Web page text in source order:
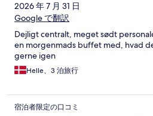
2026 年 7 月 31 日
Google で翻訳
Dejligt centralt, meget sødt
en morgenmads buffet med, hvad
gerne igen
Helle、3 泊旅行
宿泊者限定の口コミ